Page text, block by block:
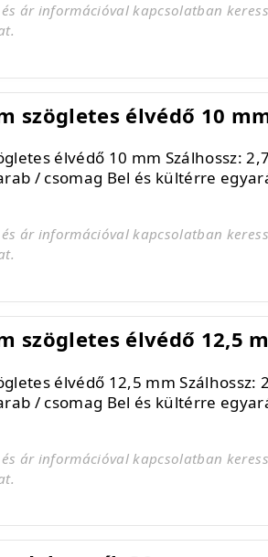
ár információval kapcsolatban
szögletes élvédő 10
élvédő 10 mm Szálhossz:
/ csomag Bel és kültérre
ár információval kapcsolatban
szögletes élvédő 12,5
élvédő 12,5 mm Szálhossz:
/ csomag Bel és kültérre
ár információval kapcsolatban